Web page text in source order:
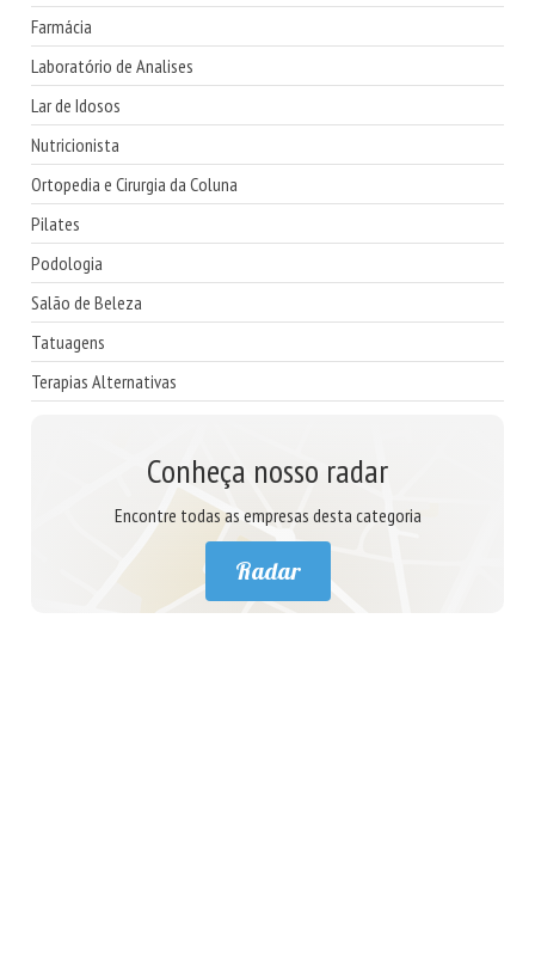
Farmácia
Laboratório de Analises
Lar de Idosos
Nutricionista
Ortopedia e Cirurgia da Coluna
Pilates
Podologia
Salão de Beleza
Tatuagens
Terapias Alternativas
Conheça nosso radar
Encontre todas as empresas desta categoria
Radar